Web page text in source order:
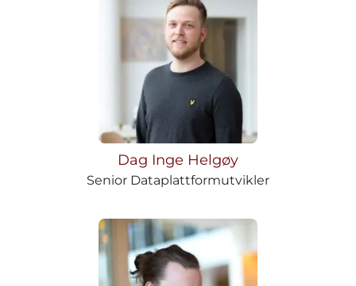
Dag Inge Helgøy
Senior Dataplattformutvikler